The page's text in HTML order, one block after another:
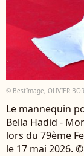
© BestImage, OLIVIER
Le mannequin
Bella Hadid -
lors du 79ème
le 17 mai 2026.